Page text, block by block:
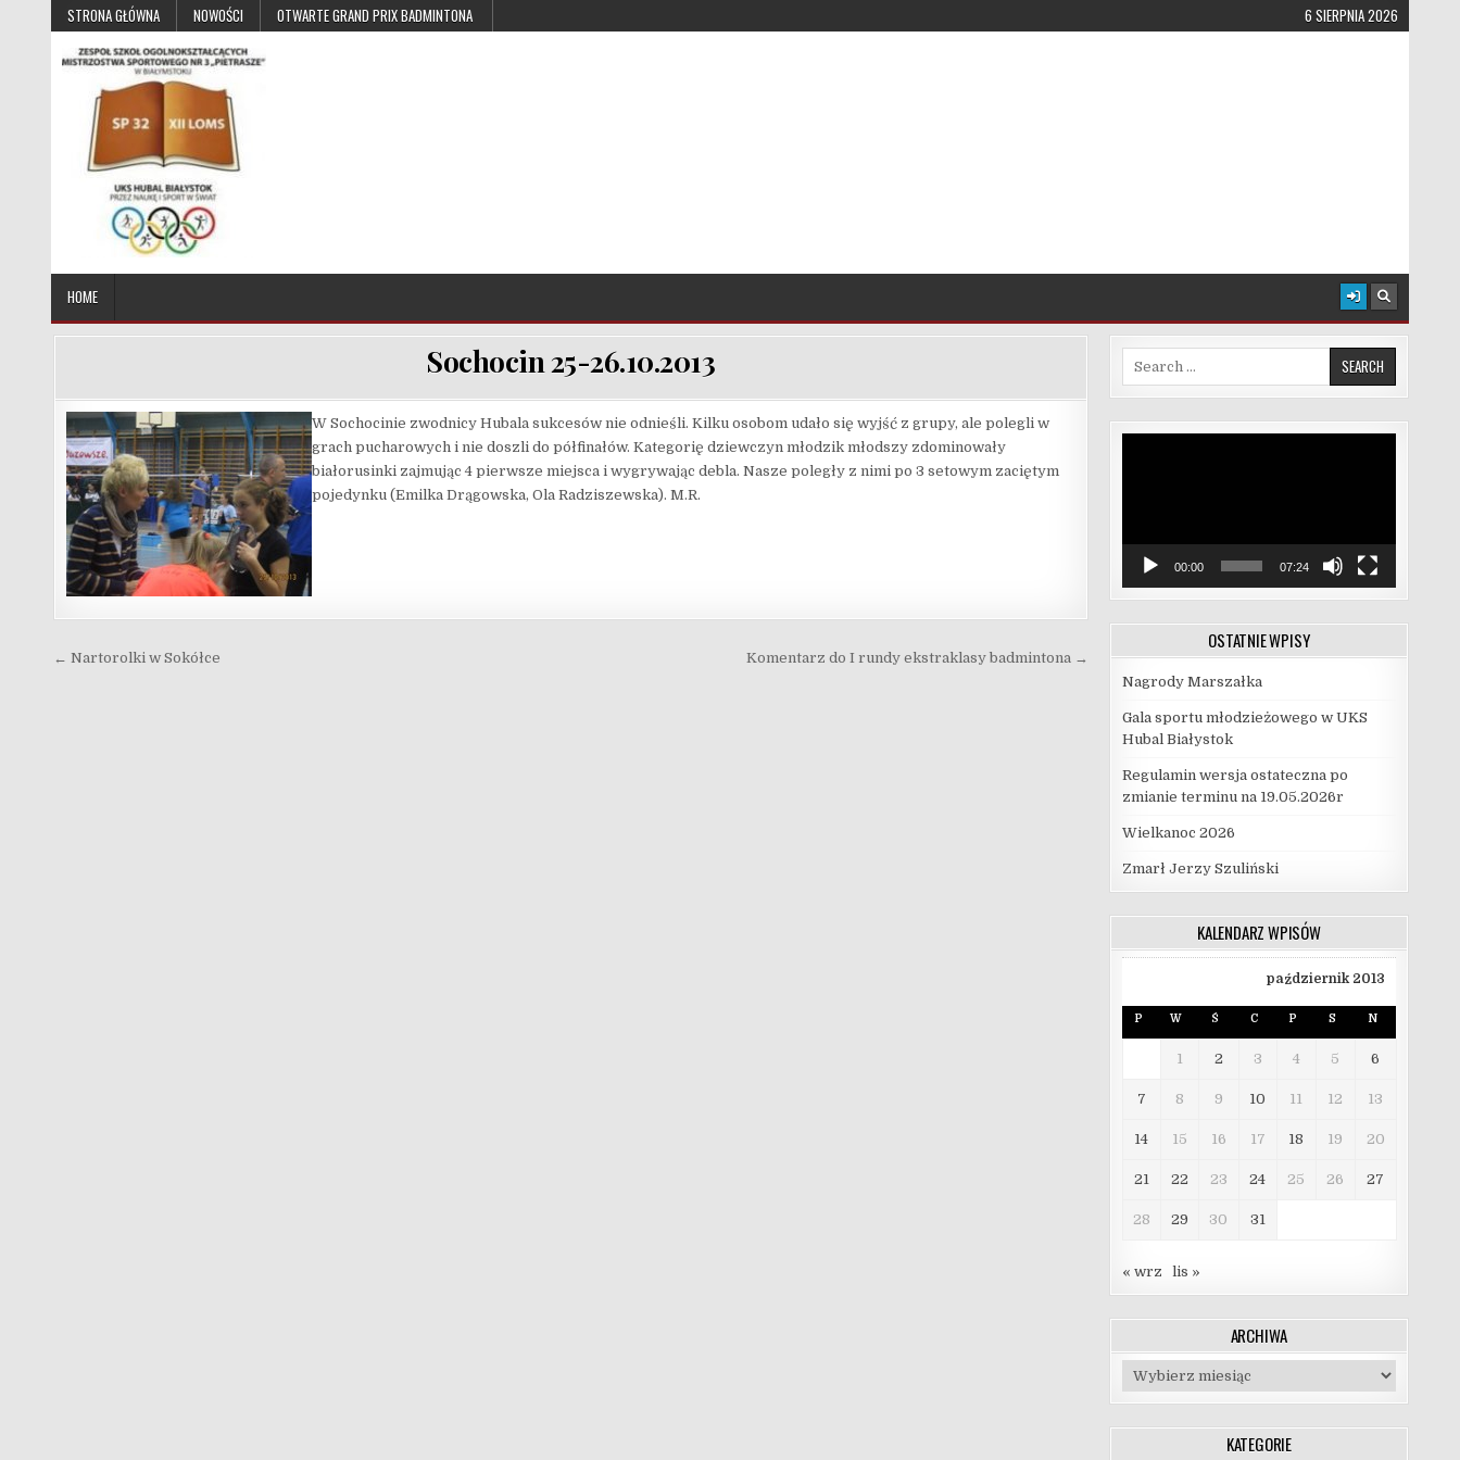
Skip to contentSTRONA GŁÓWNA NOWOŚCI OTWARTE GRAND PRIX BADMINTONA 6 SIERPNIA 2026
UKS Hubal Białystok
HOME
Sochocin 25-26.10.2013
W Sochocinie zwodnicy Hubala sukcesów nie odnieśli. Kilku osobom udało się wyjść z grupy, ale polegli w
grach pucharowych i nie doszli do półfinałów. Kategorię dziewczyn młodzik młodszy zdominowały
białorusinki zajmując 4 pierwsze miejsca i wygrywając debla. Nasze poległy z nimi po 3 setowym zaciętym
pojedynku (Emilka Drągowska, Ola Radziszewska). M.R.
Nawigacja wpisu Komentarz do I rundy ekstraklasy badmintona →
← Nartorolki w Sokółce
Search for:
00:00 07:24
OSTATNIE WPISY
Nagrody Marszałka
Gala sportu młodzieżowego w UKS
Hubal Białystok
Regulamin wersja ostateczna po
zmianie terminu na 19.05.2026r
Wielkanoc 2026
Zmarł Jerzy Szuliński
KALENDARZ WPISÓW
październik 2013
P W Ś C P S N
1 2 3 4 5 6
7 8 9 10 11 12 13
14 15 16 17 18 19 20
21 22 23 24 25 26 27
28 29 30 31
« wrz lis »
ARCHIWA
Archiwa
KATEGORIE